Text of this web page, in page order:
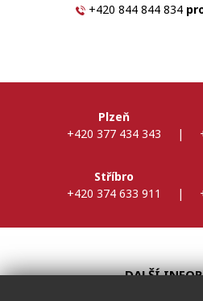
+420 844 844 834
Plzeň
+420 377 434 343
|
Stříbro
+420 374 633 911
|
DALŠÍ